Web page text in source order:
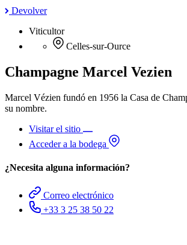
Devolver
Viticultor
Celles-sur-Ource
Champagne Marcel Vezien
Marcel Vézien fundó en 1956 la Casa de
su nombre.
Visitar el sitio
Acceder a la bodega
¿Necesita alguna información?
Correo electrónico
+33 3 25 38 50 22